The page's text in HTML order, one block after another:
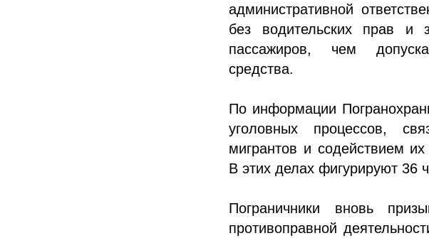
административной
без водительских прав и
пассажиров, чем
средства.
По информации
уголовных процессов,
мигрантов и содействием
В этих делах фигурируют 36
Пограничники вновь
противоправной